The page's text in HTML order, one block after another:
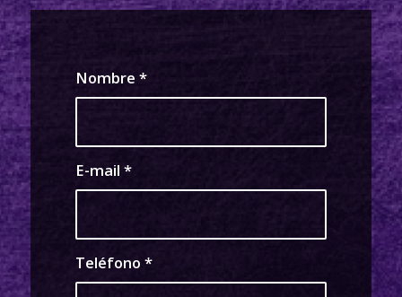
Nombre *
E-mail *
Teléfono *